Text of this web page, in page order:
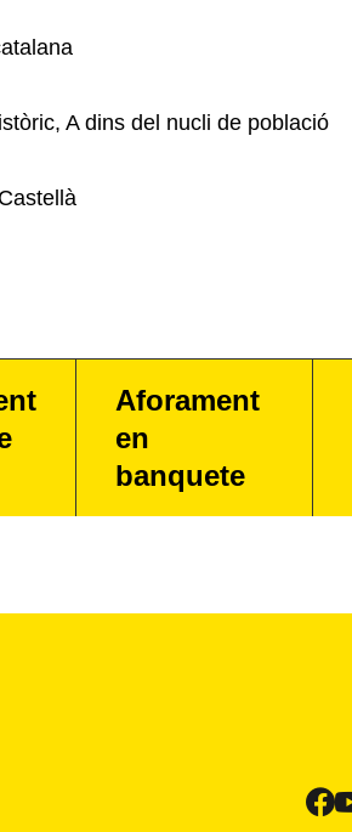
A dins del nucli de població
Aforament
en
banquete